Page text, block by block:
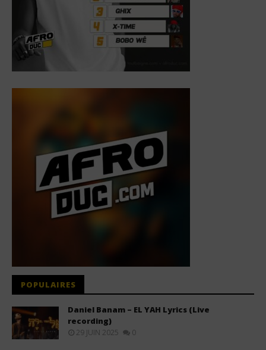
POPULAIRES
Daniel Banam – EL YAH Lyrics (Live
recording)
29 JUIN 2025 0